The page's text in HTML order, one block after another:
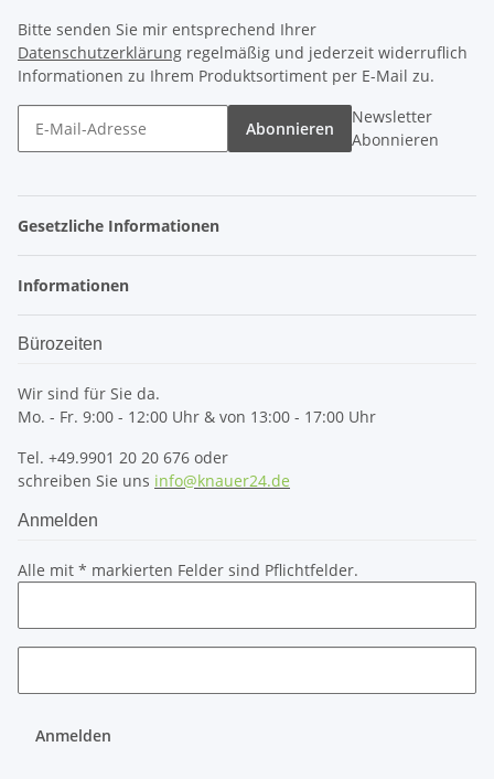
Bitte senden Sie mir entsprechend Ihrer
Datenschutzerklärung regelmäßig und jederzeit widerruflich
Informationen zu Ihrem Produktsortiment per E-Mail zu.
Abonnieren
Newsletter
Abonnieren
Gesetzliche Informationen
Informationen
Bürozeiten
Wir sind für Sie da.
Mo. - Fr. 9:00 - 12:00 Uhr & von 13:00 - 17:00 Uhr
Tel. +49.9901 20 20 676 oder
schreiben Sie uns info@knauer24.de
Anmelden
Alle mit * markierten Felder sind Pflichtfelder.
Anmelden